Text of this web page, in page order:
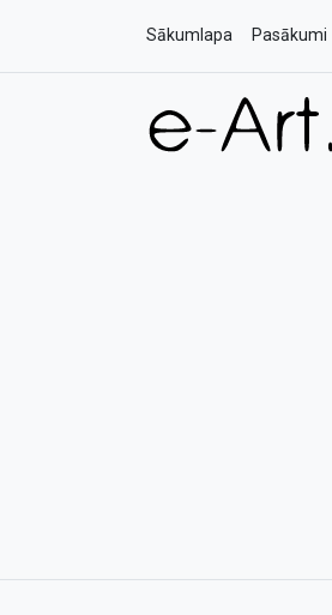
Sākumlapa Pasākumi